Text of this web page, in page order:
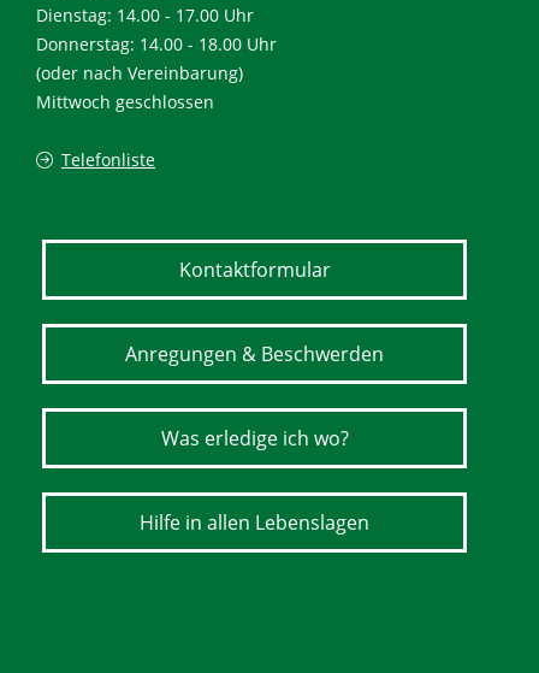
Dienstag: 14.00 - 17.00 Uhr
Donnerstag: 14.00 - 18.00 Uhr
(oder nach Vereinbarung)
Mittwoch geschlossen
Telefonliste
Kontaktformular
Anregungen & Beschwerden
Was erledige ich wo?
Hilfe in allen Lebenslagen